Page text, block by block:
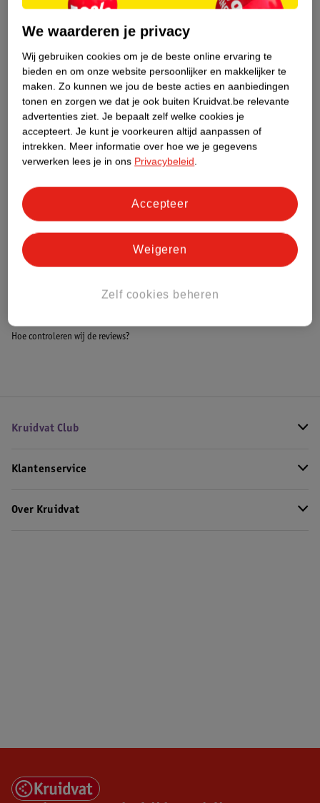
Productinformatie
Etiketinformatie
Nature Impact Score
Dit product heeft (nog) geen Nature
Impact Score.
Meer informatie
Bestel & Bezorginformatie
Bekijk ook
Alle Shampoo
Hoe controleren wij de reviews?
Kruidvat Club
Klantenservice
Over Kruidvat
We waarderen je privacy
Wij gebruiken cookies om je de beste online ervaring te
bieden en om onze website persoonlijker en makkelijker te
maken. Zo kunnen we jou de beste acties en aanbiedingen
tonen en zorgen we dat je ook buiten Kruidvat.be relevante
advertenties ziet. Je bepaalt zelf welke cookies je
accepteert. Je kunt je voorkeuren altijd aanpassen of
intrekken. Meer informatie over hoe we je gegevens
verwerken lees je in ons Privacybeleid.
Zelf cookies beheren
Weigeren
Accepteer